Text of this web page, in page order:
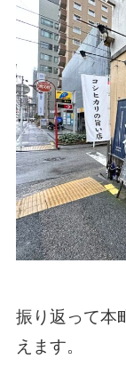
振り返って本
えます。